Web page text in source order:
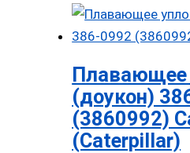
Плавающее
(доукон)
(3860992)
(Caterpillar)